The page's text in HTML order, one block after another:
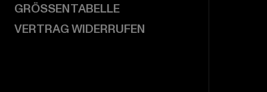
GRÖSSENTABELLE
VERTRAG WIDERRUFEN